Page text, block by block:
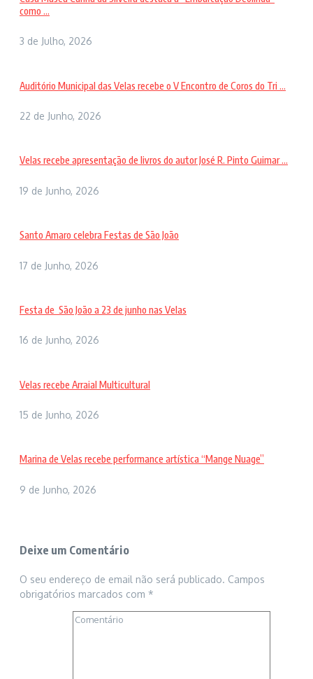
como ...
3 de Julho, 2026
Auditório Municipal das Velas recebe o V Encontro de Coros do Tri ...
22 de Junho, 2026
Velas recebe apresentação de livros do autor José R. Pinto Guimar ...
19 de Junho, 2026
Santo Amaro celebra Festas de São João
17 de Junho, 2026
Festa de São João a 23 de junho nas Velas
16 de Junho, 2026
Velas recebe Arraial Multicultural
15 de Junho, 2026
Marina de Velas recebe performance artística “Mange Nuage”
9 de Junho, 2026
Deixe um Comentário
O seu endereço de email não será publicado. Campos
obrigatórios marcados com *